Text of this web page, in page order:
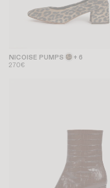
NICOISE PUMPS + 6
270€